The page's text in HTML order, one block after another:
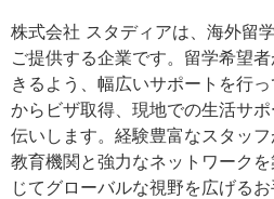
株式会社 スタディアは、海外留
ご提供する企業です。留学希望
きるよう、幅広いサポートを行
からビザ取得、現地での生活サ
伝いします。経験豊富なスタッ
教育機関と強力なネットワーク
じてグローバルな視野を広げる